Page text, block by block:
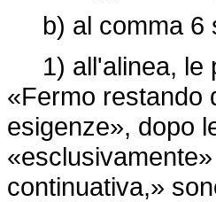
b) al comma 6
1) all'alinea, le
«Fermo restando
esigenze», dopo
continuativa,»